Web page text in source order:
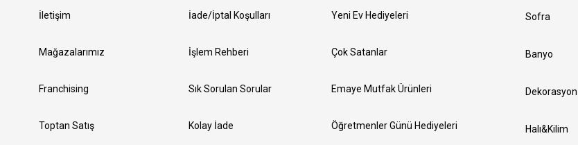
İletişim
Mağazalarımız
Franchising
Toptan Satış
İade/İptal Koşulları
İşlem Rehberi
Sık Sorulan Sorular
Kolay İade
Yeni Ev Hediyeleri
Çok Satanlar
Emaye Mutfak Ürünleri
Öğretmenler Günü Hediyeleri
Sofra
Banyo
Dekorasyon
Halı&Kilim